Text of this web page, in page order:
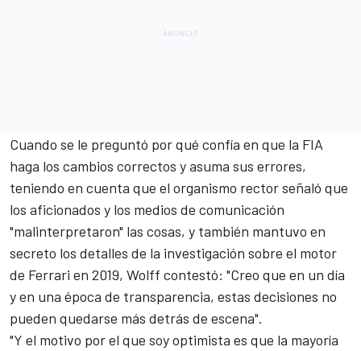
Cuando se le preguntó por qué confía en que la FIA
haga los cambios correctos y asuma sus errores,
teniendo en cuenta que el organismo rector señaló que
los aficionados y los medios de comunicación
"malinterpretaron" las cosas, y también mantuvo en
secreto los detalles de la investigación sobre el motor
de Ferrari en 2019, Wolff contestó: "Creo que en un día
y en una época de transparencia, estas decisiones no
pueden quedarse más detrás de escena".
"Y el motivo por el que soy optimista es que la mayoría